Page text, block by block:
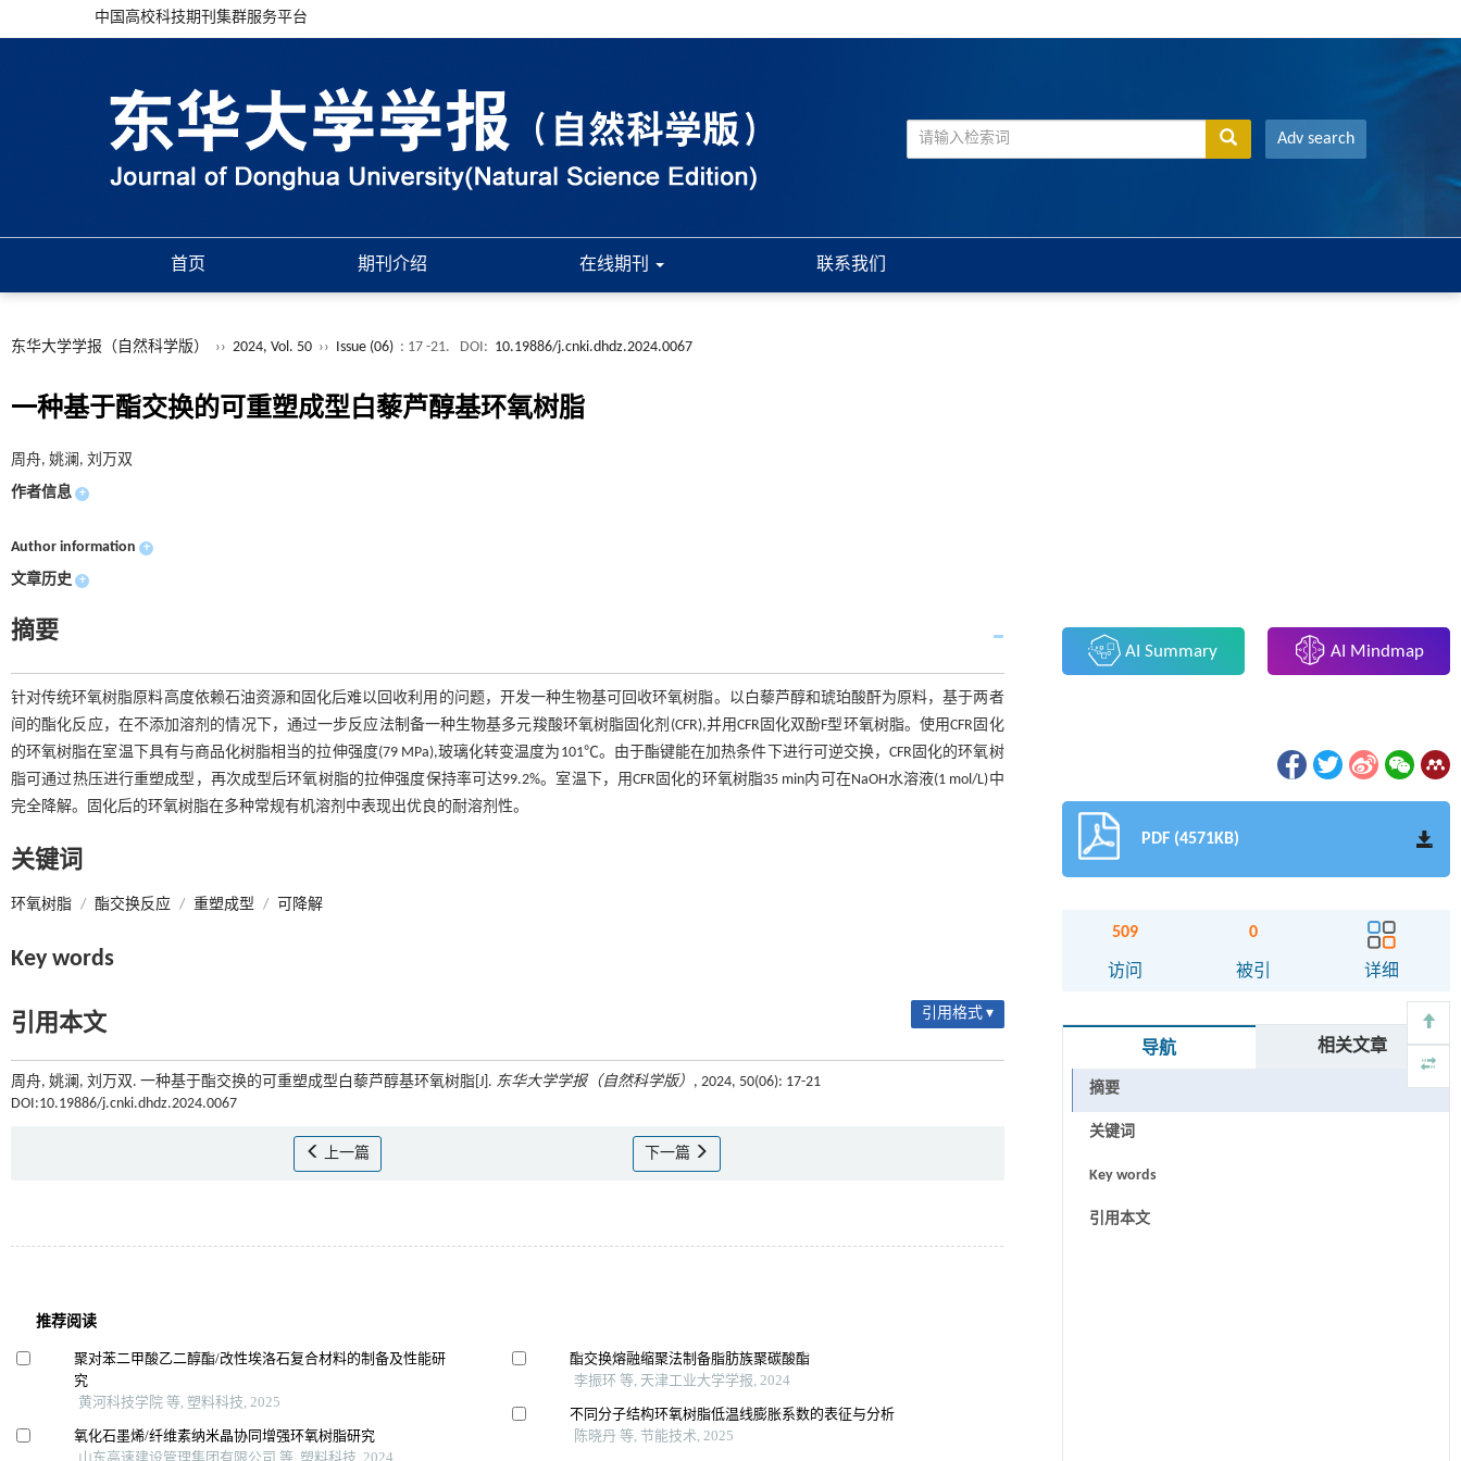
中国高校科技期刊集群服务平台
Adv search
首页 期刊介绍 在线期刊 联系我们
东华大学学报（自然科学版） ›› 2024, Vol. 50 ›› Issue (06) : 17 -21. DOI: 10.19886/j.cnki.dhdz.2024.0067
一种基于酯交换的可重塑成型白藜芦醇基环氧树脂
周舟, 姚澜, 刘万双
作者信息 +
Author information +
文章历史 +
摘要
针对传统环氧树脂原料高度依赖石油资源和固化后难以回收利用的问题，开发一种生物基可回收环氧树脂。以白藜芦醇和琥珀酸酐为原料，基于两者
间的酯化反应，在不添加溶剂的情况下，通过一步反应法制备一种生物基多元羧酸环氧树脂固化剂(CFR),并用CFR固化双酚F型环氧树脂。使用CFR固化
的环氧树脂在室温下具有与商品化树脂相当的拉伸强度(79 MPa),玻璃化转变温度为101℃。由于酯键能在加热条件下进行可逆交换，CFR固化的环氧树
脂可通过热压进行重塑成型，再次成型后环氧树脂的拉伸强度保持率可达99.2%。室温下，用CFR固化的环氧树脂35 min内可在NaOH水溶液(1 mol/L)中
完全降解。固化后的环氧树脂在多种常规有机溶剂中表现出优良的耐溶剂性。
关键词
环氧树脂 / 酯交换反应 / 重塑成型 / 可降解
Key words
引用本文 引用格式 ▾
周舟, 姚澜, 刘万双. 一种基于酯交换的可重塑成型白藜芦醇基环氧树脂[J]. 东华大学学报（自然科学版） , 2024, 50(06): 17-21
DOI:10.19886/j.cnki.dhdz.2024.0067
上一篇 下一篇
AI Summary AI Mindmap
PDF (4571KB)
509
访问
0
被引 详细
导航 相关文章
摘要
关键词
Key words
引用本文